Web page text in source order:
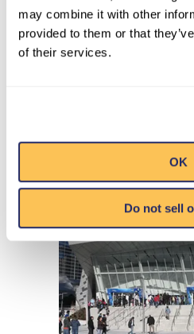
may combine it with other
provided to them or that
of their services.
OK
Do not sell
Beach, South Carolina
Broadway-at-the-